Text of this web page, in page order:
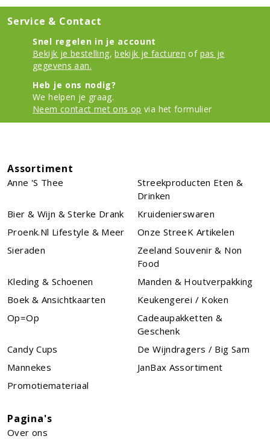
Service & Contact
Snel regelen in je account
Bekijk je bestelling, bekijk je facturen of pas je
gegevens aan.
Heb je ons nodig?
We helpen je graag.
Neem contact met ons op via het formulier
Assortiment
Anne 's Thee
Streekproducten Eten &
Drinken
Bier & Wijn & Sterke Drank
Kruidenierswaren
Proenk.nl Lifestyle & Meer
Onze StreeK Artikelen
Sieraden
Zeeland Souvenir & Non
Food
Kleding & Schoenen
Manden & Houtverpakking
Boek & Ansichtkaarten
Keukengerei / Koken
Op=Op
Cadeaupakketten &
Geschenk
Candy Cups
De Wijndragers / Big Sam
Mannekes
JanBax Assortiment
Promotiemateriaal
Pagina's
Over ons